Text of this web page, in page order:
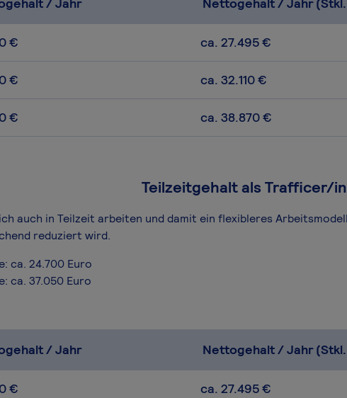
€ ca. 27.495 €
€ ca. 32.110 €
€ ca. 38.870 €
Teilzeitgehalt als Trafficer/in
auch in Teilzeit arbeiten und damit ein flexibleres
reduziert wird.
ca. 24.700 Euro
ca. 37.050 Euro
/ Jahr Nettogehalt / Jahr
€ ca. 27.495 €